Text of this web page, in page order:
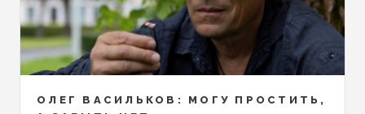
ОЛЕГ ВАСИЛЬКОВ: МОГУ ПРОСТИТЬ,